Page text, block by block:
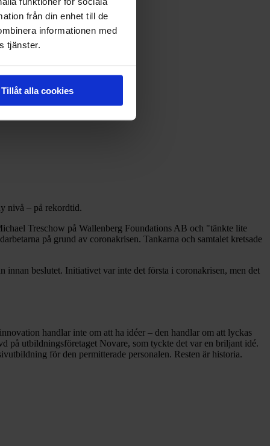
från din enhet till de
informationen med
tjänster.
Tillåt alla cookies
nivå – på rekordtid.
Treschow på Wallenberg Foundations AB och "tänkte lite
på grund av coronakrisen. Tankarna och samtalet kretsade
beslutet. Initiativet var inte det första i coronakrisen, men det
handlar inte om att ha idéer – den handlar om att lyckas
på utbildningsföretaget Novare, som tyckte det var en briljant idé.
för den permitterade personalen. Resten är historia.